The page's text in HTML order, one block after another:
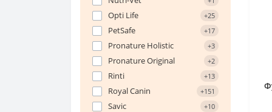
Opti Life +25
PetSafe +17
Pronature Holistic +3
Pronature Original +2
Rinti +13
Royal Canin +151
Savic +10